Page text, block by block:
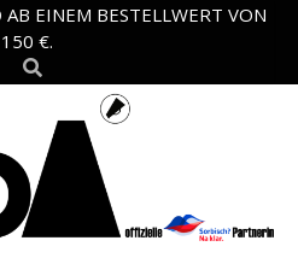
AB EINEM BESTELLWERT VON
150 €.